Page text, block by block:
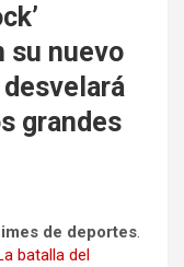
su nuevo
desvelará
grandes
de deportes.
batalla del